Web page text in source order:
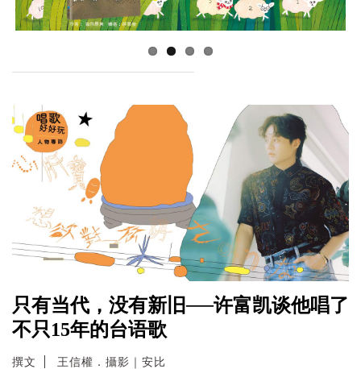
只有当代，没有新旧──许富凯谈他唱了
不只15年的台语歌
撰文 王信權．攝影｜安比